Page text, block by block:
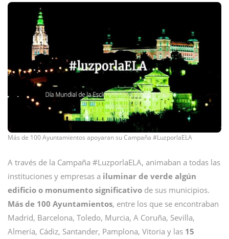
Más de 100 Ayuntamientos apoyaran su Campaña #LuzporlaELA
A través de la Campaña #LuzporlaELA, animaban a todas las
instituciones y empresas a iluminar de verde algún
edificio o monumento significativo de sus municipios.
Más de 100 Ayuntamientos, entre los que se encontraban
Madrid, Barcelona, Toledo, Murcia, A Coruña, Sevilla,
Almería, Cádiz, Santander, Pamplona, Vitoria y las 15